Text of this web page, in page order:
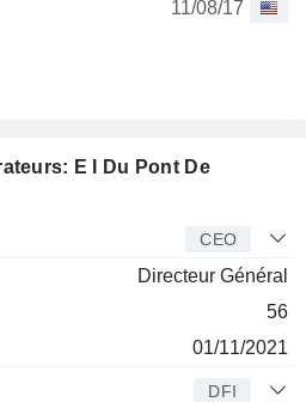
11/08/17
E I Du Pont De
CEO
Directeur Général
56
01/11/2021
DFI